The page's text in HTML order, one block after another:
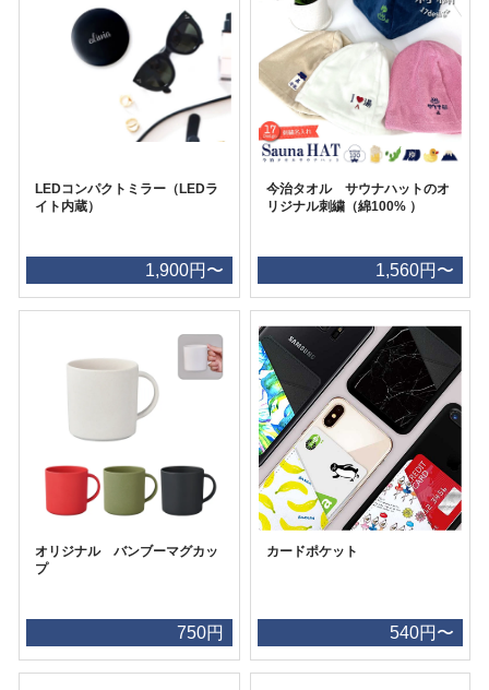
LEDコンパクトミラー（LEDラ
イト内蔵）
1,900円〜
今治タオル サウナハットのオ
リジナル刺繍（綿100% ）
1,560円〜
オリジナル バンブーマグカッ
プ
750円
カードポケット
540円〜